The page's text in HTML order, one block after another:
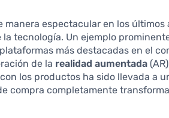
manera espectacular en los últimos
tecnología. Un ejemplo
más destacadas en el
de la realidad aumentada
los productos ha sido llevada a
compra completamente